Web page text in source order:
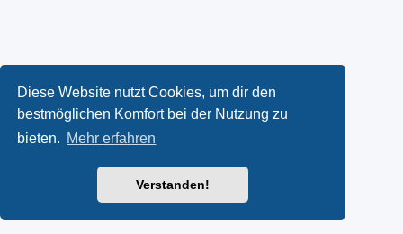
Diese Website nutzt Cookies, um dir den
bestmöglichen Komfort bei der Nutzung zu
bieten. Mehr erfahren
Verstanden!